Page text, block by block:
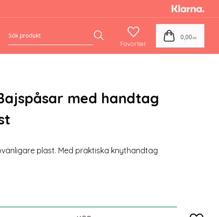
FavoriterKundvagn
0,00KR
med handtag
plast. Med praktiska knythandtag